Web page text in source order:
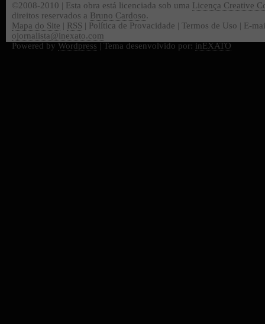
©2008-2010 | Esta obra está licenciada sob uma Licença Creative
direitos reservados a Bruno Cardoso.
Mapa do Site | RSS | Política de Provacidade | Termos de Uso | E-
ojornalista@inexato.com
Powered by Wordpress | Tema desenvolvido por: inEXATO